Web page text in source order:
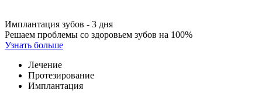
Имплантация зубов - 3 дня
Решаем проблемы со здоровьем зубов на 100%
Узнать больше
Лечение
Протезирование
Имплантация